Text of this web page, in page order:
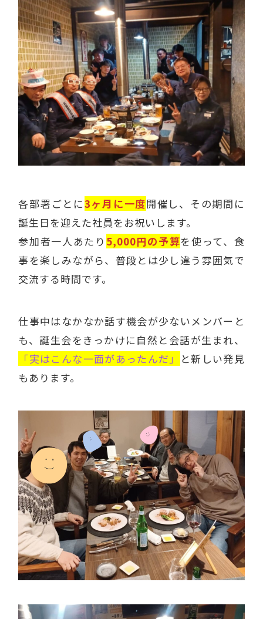
各部署ごとに3ヶ月に一度開催し、その期間に
誕生日を迎えた社員をお祝いします。
参加者一人あたり 5,000円の予算を使って、食
事を楽しみながら、普段とは少し違う雰囲気で
交流する時間です。
仕事中はなかなか話す機会が少ないメンバーと
も、誕生会をきっかけに自然と会話が生まれ、
「実はこんな一面があったんだ」
と新しい発見
もあります。